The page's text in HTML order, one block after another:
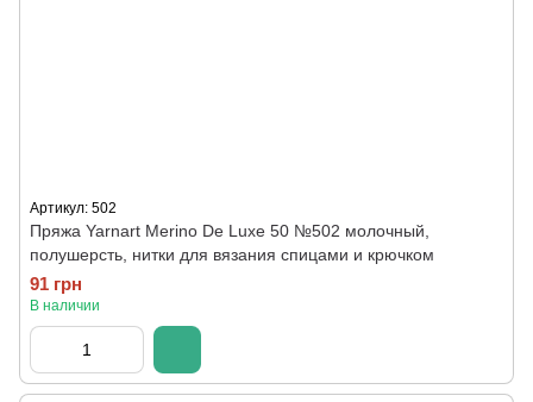
Артикул: 502
Пряжа Yarnart Merino De Luxe 50 №502 молочный,
полушерсть, нитки для вязания спицами и крючком
91 грн
В наличии